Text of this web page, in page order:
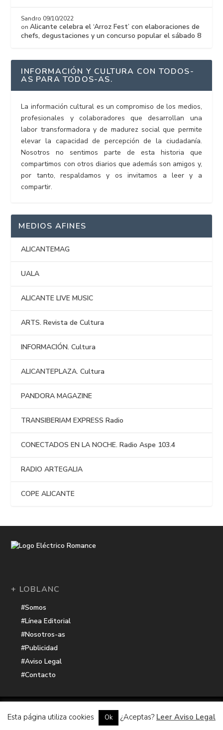
Sandro 09/10/2022
onAlicante celebra el ‘Arroz Fest’ con elaboraciones de
chefs, degustaciones y un concurso popular el sábado 8
INFORMACIÓN Y CULTURA CON TODOS-
AS PARA TODOS-AS.
La información cultural es un compromiso de los medios,
profesionales y colaboradores que desarrollan una
labor transformadora y de madurez social que permite
elevar la capacidad de percepción de la ciudadanía.
Nosotros no sentimos parte de esta historia que
compartimos con otros diarios que además son amigos y,
por tanto, respaldamos y os invitamos a leer y a
compartir.
MEDIOS AFINES
ALICANTEMAG
UALA
ALICANTE LIVE MUSIC
ARTS. Revista de Cultura
INFORMACIÓN. Cultura
ALICANTEPLAZA. Cultura
PANDORA MAGAZINE
TRANSIBERIAM EXPRESS Radio
CONECTADOS EN LA NOCHE. Radio Aspe 103.4
RADIO ARTEGALIA
COPE ALICANTE
+ LOBLANC
#Somos
#Línea Editorial
#Nosotros-as
#Publicidad
#Aviso Legal
#Contacto
Electrico Romance
Hacker Harbor
Esta página utiliza cookies Ok ¿Aceptas? Leer Aviso Legal